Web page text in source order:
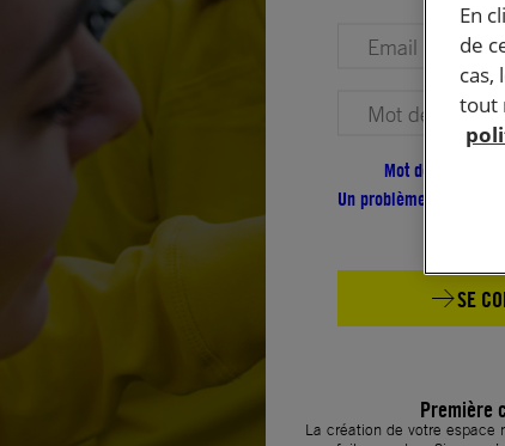
Votre adresse email
Votre mot de passe
Mot de passe
Un problème de
SE
Première
La création de votre espace
En
de
cas,
tout